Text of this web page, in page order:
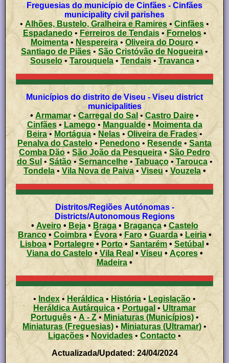
Freguesias do município de Cinfães - Cinfães
municipality civil parishes
• Alhões, Bustelo, Gralheira e Ramires • Cinfães •
Espadanedo• Ferreiros de Tendais• Fornelos•
Moimenta • Nespereira • Oliveira do Douro •
Santiago de Piães• São Cristóvão de Nogueira•
Souselo• Tarouquela• Tendais• Travanca•
Municípios do distrito de Viseu - Viseu district
municipalities
• Armamar • Carregal do Sal • Castro Daire •
Cinfães• Lamego• Mangualde• Moimenta da
Beira• Mortágua• Nelas • Oliveira de Frades •
Penalva do Castelo • Penedono • Resende • Santa
Comba Dão • São João da Pesqueira • São Pedro
do Sul • Sátão• Sernancelhe• Tabuaço• Tarouca•
Tondela• Vila Nova de Paiva• Viseu•Vouzela •
Distritos/Regiões Autónomas -
Districts/Autonomous Regions
• Aveiro• Beja• Braga• Bragança• Castelo
Branco•Coimbra• Évora• Faro• Guarda•Leiria•
Lisboa • Portalegre • Porto• Santarém • Setúbal •
Viana do Castelo• Vila Real • Viseu • Açores •
Madeira •
• Index • Heráldica • História • Legislação •
Heráldica Autárquica • Portugal • Ultramar
Português• A - Z•Miniaturas (Municípios)•
Miniaturas (Freguesias) • Miniaturas (Ultramar)•
Ligações •Novidades • Contacto•
Actualizada/Updated: 24/04/2024